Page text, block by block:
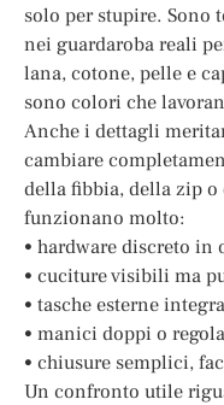
solo per stupire. Sono
nei guardaroba reali
lana, cotone, pelle e
sono colori che
Anche i dettagli
cambiare
della fibbia, della zip
funzionano molto:
• hardware discreto in
• cuciture visibili ma
• tasche esterne
• manici doppi o
• chiusure semplici,
Un confronto utile